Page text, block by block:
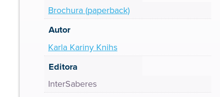
Brochura (paperback)
Autor
Karla Kariny Knihs
Editora
InterSaberes